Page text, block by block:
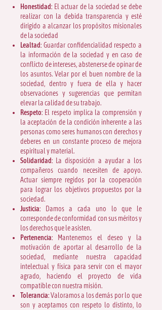
Honestidad: El actuar de la sociedad se debe
realizar con la debida transparencia y esté
dirigido a alcanzar los propósitos misionales
de la sociedad
Lealtad: Guardar confidencialidad respecto a
la información de la sociedad y en caso de
conflicto de intereses, abstenerse de opinar de
los asuntos. Velar por el buen nombre de la
sociedad, dentro y fuera de ella y hacer
observaciones y sugerencias que permitan
elevar la calidad de su trabajo.
Respeto: El respeto implica la comprensión y
la aceptación de la condición inherente a las
personas como seres humanos con derechos y
deberes en un constante proceso de mejora
espiritual y material.
Solidaridad: La disposición a ayudar a los
compañeros cuando necesiten de apoyo.
Actuar siempre regidos por la cooperación
para lograr los objetivos propuestos por la
sociedad.
Justicia: Damos a cada uno lo que le
corresponde de conformidad con sus méritos y
los derechos que le asisten.
Pertenencia: Mantenemos el deseo y la
motivación de aportar al desarrollo de la
sociedad, mediante nuestra capacidad
intelectual y física para servir con el mayor
agrado, haciendo el proyecto de vida
compatible con nuestra misión.
Tolerancia:Valoramos a los demás por lo que
son y aceptamos con respeto lo distinto, lo